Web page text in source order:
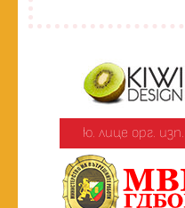
ю. лице орг. изп.